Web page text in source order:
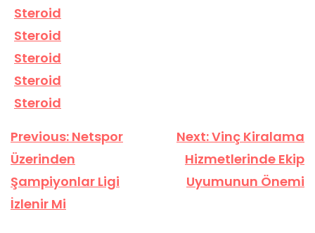
Steroid
Steroid
Steroid
Steroid
Steroid
Yazı
gezinmesi
Previous: Netspor
Üzerinden
Şampiyonlar Ligi
İzlenir Mi
Next:Vinç Kiralama
Hizmetlerinde Ekip
Uyumunun Önemi